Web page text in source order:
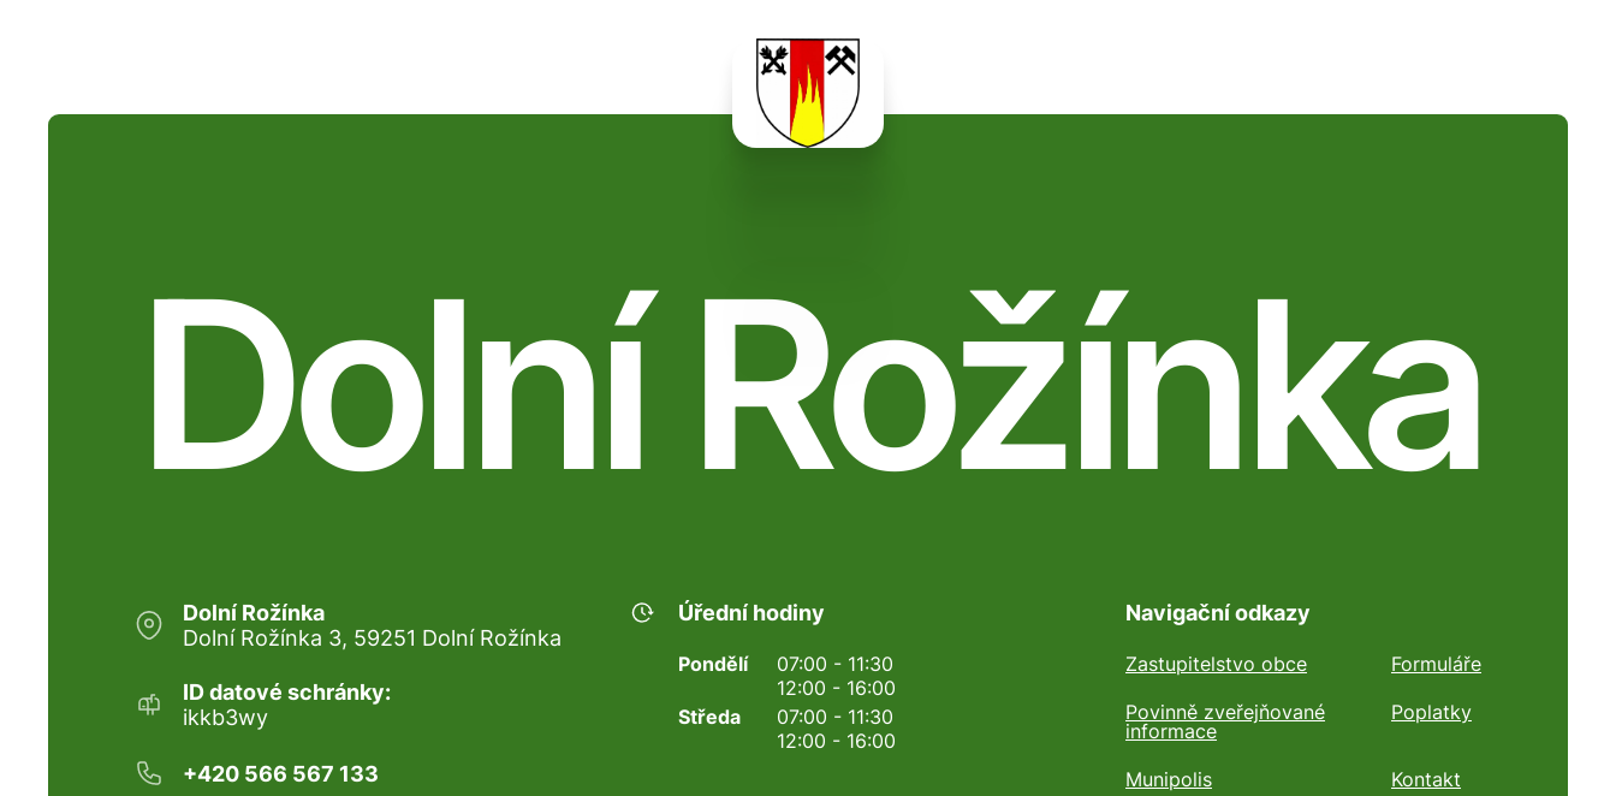
Dolní Rožínka
Dolní Rožínka
Dolní Rožínka 3, 59251 Dolní Rožínka
ID datové schránky:
ikkb3wy
+420 566 567 133
Úřední hodiny
Pondělí
07:00 - 11:30
12:00 - 16:00
Středa
07:00 - 11:30
12:00 - 16:00
Navigační odkazy
Zastupitelstvo obce
Formuláře
Povinně zveřejňované
informace
Poplatky
Munipolis Kontakt